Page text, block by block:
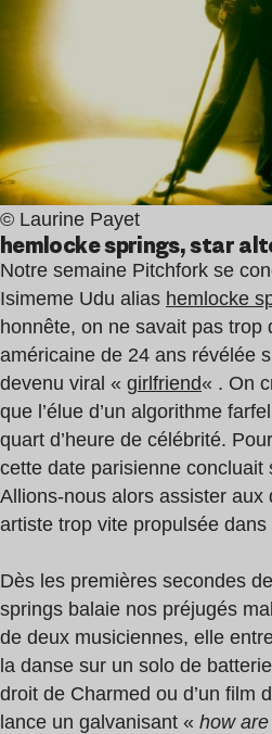
© Laurine Payet
hemlocke springs, star
Notre semaine Pitchfork se
Isimeme Udu alias hemlocke
honnête, on ne savait pas trop
américaine de 24 ans révélée
devenu viral « girlfriend« . On
que l’élue d’un algorithme
quart d’heure de célébrité.
cette date parisienne concluait
Allions-nous alors assister aux
artiste trop vite propulsée
Dès les premières secondes
springs balaie nos préjugés
de deux musiciennes, elle
la danse sur un solo de
droit de Charmed ou d’un film
lance un galvanisant « how